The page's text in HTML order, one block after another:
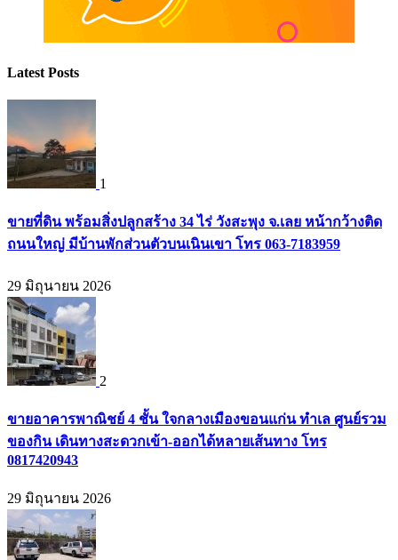
Latest Posts
1
ขายที่ดิน พร้อมสิ่งปลูกสร้าง 34 ไร่ วังสะพุง จ.เลย หน้ากว้างติด
ถนนใหญ่ มีบ้านพักส่วนตัวบนเนินเขา โทร 063-7183959
29 มิถุนายน 2026
2
ขายอาคารพาณิชย์ 4 ชั้น ใจกลางเมืองขอนแก่น ทำเล ศูนย์รวม
ของกิน เดินทางสะดวกเข้า-ออกได้หลายเส้นทาง โทร
0817420943
29 มิถุนายน 2026